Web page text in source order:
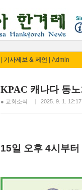
기사제보 & 제언 Admin
KPAC 캐나다 동
● 교회소식 2025. 9. 1. 12:17
15일 오후 4시부터